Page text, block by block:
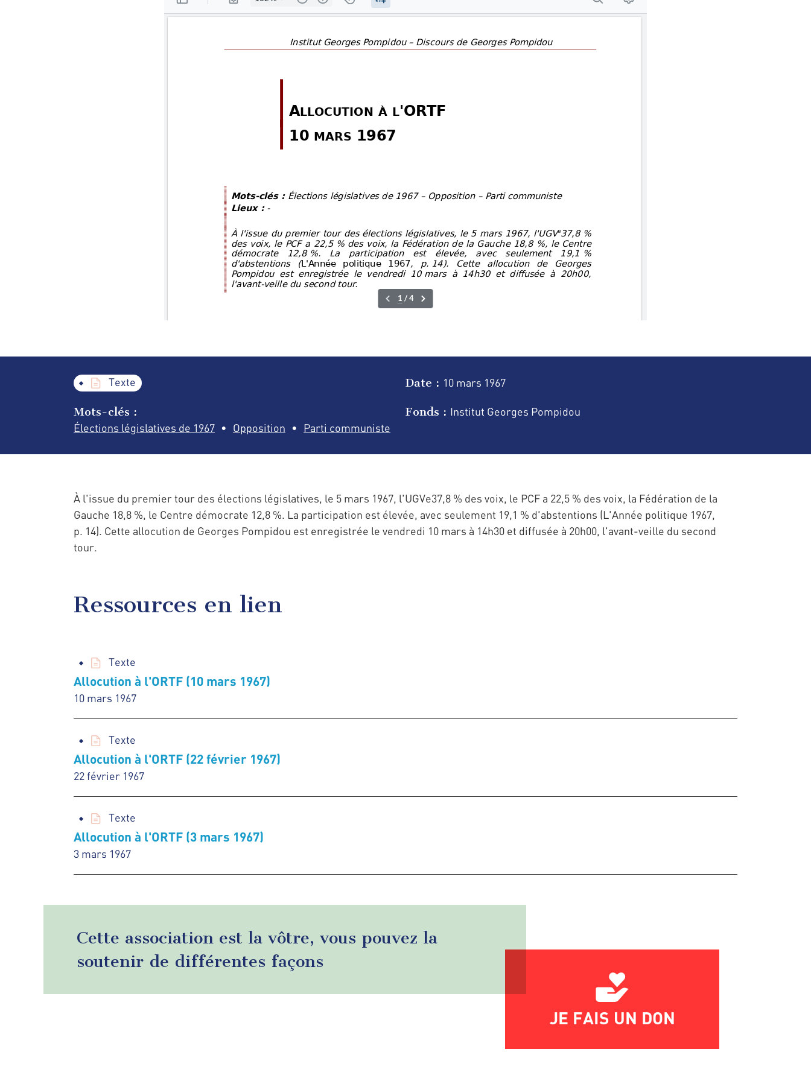
Texte
Mots-clés :
Élections législatives de 1967 Opposition Parti communiste
Date : 10 mars 1967
Fonds : Institut Georges Pompidou
À l'issue du premier tour des élections législatives, le 5 mars 1967, l'UGVe37,8 % des voix, le PCF a 22,5 % des voix, la Fédération de la
Gauche 18,8 %, le Centre démocrate 12,8 %. La participation est élevée, avec seulement 19,1 % d'abstentions (L'Année politique 1967,
p. 14). Cette allocution de Georges Pompidou est enregistrée le vendredi 10 mars à 14h30 et diffusée à 20h00, l'avant-veille du second
tour.
Ressources en lien
Texte
Allocution à l'ORTF (10 mars 1967)
10 mars 1967
Texte
Allocution à l'ORTF (22 février 1967)
22 février 1967
Texte
Allocution à l'ORTF (3 mars 1967)
3 mars 1967
Cette association est la vôtre, vous pouvez la
soutenir de différentes façons
JE FAIS UN DON